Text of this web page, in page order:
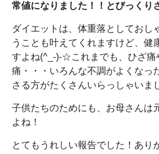
常値になりました！！とびっくり
ダイエットは、体重落としておし
うことも叶えてくれますけど、健
すよね(^_-)-☆これまでも、ひざ痛
痛・・・いろんな不調がよくなっ
さる方がたくさんいらっしゃいま
子供たちのためにも、お母さんは
よね！
とてもうれしい報告でした！あり